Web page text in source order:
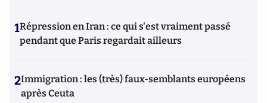
1Répression en Iran : ce qui s'est vraiment passé
pendant que Paris regardait ailleurs
2Immigration : les (très) faux-semblants européens
après Ceuta